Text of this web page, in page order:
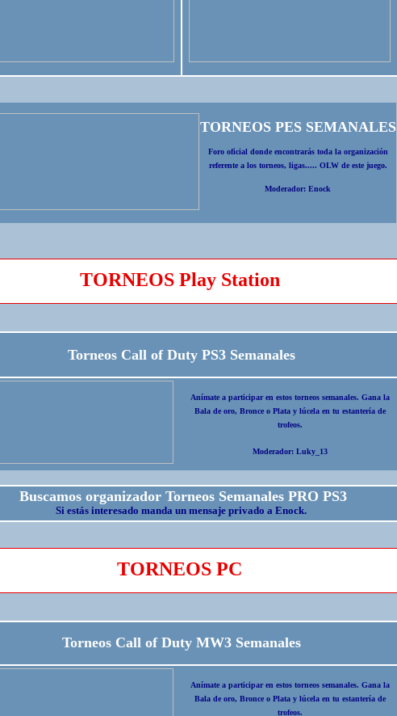
TORNEOS PES SEMANALES
Foro oficial donde encontrarás toda la organización
referente a los torneos, ligas..... OLW de este juego.
Moderador: Enock
TORNEOS Play Station
Torneos Call of Duty PS3 Semanales
Anímate a participar en estos torneos semanales. Gana la
Bala de oro, Bronce o Plata y lúcela en tu estantería de
trofeos.
Moderador: Luky_13
Buscamos organizador Torneos Semanales PRO PS3
Si estás interesado manda un mensaje privado a Enock.
TORNEOS PC
Torneos Call of Duty MW3 Semanales
Anímate a participar en estos torneos semanales. Gana la
Bala de oro, Bronce o Plata y lúcela en tu estantería de
trofeos.